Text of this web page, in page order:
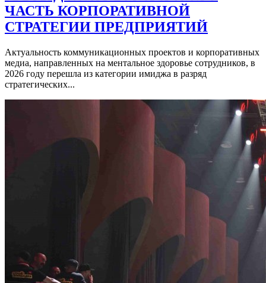
ЧАСТЬ КОРПОРАТИВНОЙ
СТРАТЕГИИ ПРЕДПРИЯТИЙ
Актуальность коммуникационных проектов и корпоративных
медиа, направленных на ментальное здоровье сотрудников, в
2026 году перешла из категории имиджа в разряд
стратегических...